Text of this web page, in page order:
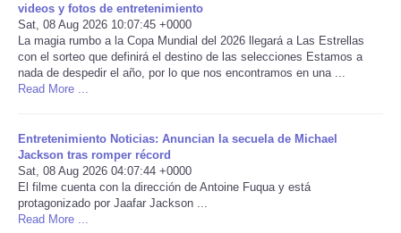
World
NOTICIAS
America Latina
Ciencia
videos y fotos de entretenimiento
Sat, 08 Aug 2026 10:07:45 +0000
La magia rumbo a la Copa Mundial del 2026 llegará a Las Estrellas
con el sorteo que definirá el destino de las selecciones Estamos a
nada de despedir el año, por lo que nos encontramos en una ...
Read More ...
Entretenimiento Noticias: Anuncian la secuela de Michael
Jackson tras romper récord
Sat, 08 Aug 2026 04:07:44 +0000
El filme cuenta con la dirección de Antoine Fuqua y está
protagonizado por Jaafar Jackson ...
Read More ...